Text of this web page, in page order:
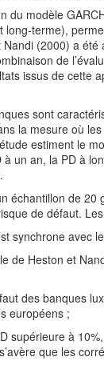
du modèle
terme),
(2000) a
de
issus de cette
sont
la mesure où
estiment le
un an, la PD à
échantillon de
de défaut.
synchrone avec
de Heston et
des banques
européens ;
supérieure à
que les